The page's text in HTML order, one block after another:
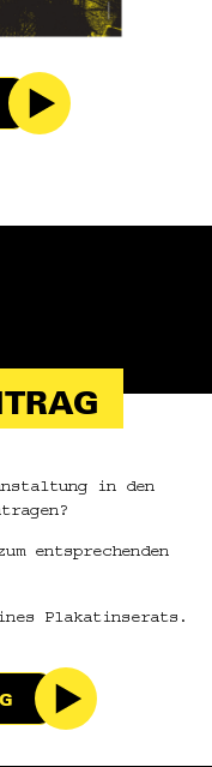
in den
entsprechenden
Plakatinserats.